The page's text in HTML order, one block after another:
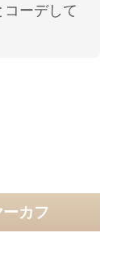
コーデして
カフ